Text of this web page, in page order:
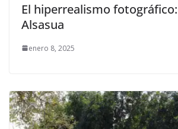
El hiperrealismo
Alsasua
enero 8, 2025